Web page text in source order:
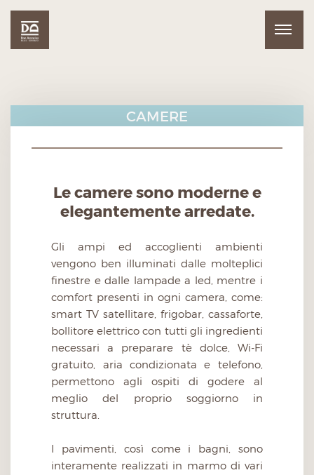
CAMERE
Le camere sono moderne e
elegantemente arredate.
Gli ampi ed accoglienti ambienti
vengono ben illuminati dalle molteplici
finestre e dalle lampade a led, mentre i
comfort presenti in ogni camera, come:
smart TV satellitare, frigobar, cassaforte,
bollitore elettrico con tutti gli ingredienti
necessari a preparare tè dolce, Wi-Fi
gratuito, aria condizionata e telefono,
permettono agli ospiti di godere al
meglio del proprio soggiorno in
struttura.
I pavimenti, così come i bagni, sono
interamente realizzati in marmo di vari